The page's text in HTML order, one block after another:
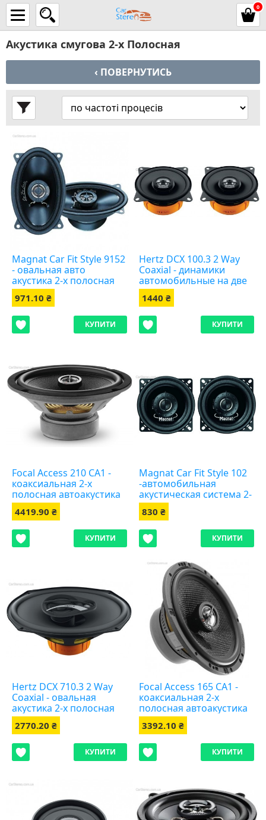
0
Акустика смугова 2-х Полосная
‹ ПОВЕРНУТИСЬ
Magnat Car Fit Style 9152
- овальная авто
акустика 2-х полосная
971.10 ₴
КУПИТИ
Hertz DCX 100.3 2 Way
Coaxial - динамики
автомобильные на две
полосы
1440 ₴
КУПИТИ
Focal Access 210 CA1 -
коаксиальная 2-х
полосная автоакустика
4419.90 ₴
КУПИТИ
Magnat Car Fit Style 102
-автомобильная
акустическая система 2-
х полосная
830 ₴
КУПИТИ
Hertz DCX 710.3 2 Way
Coaxial - овальная
акустика 2-х полосная
2770.20 ₴
КУПИТИ
Focal Access 165 CA1 -
коаксиальная 2-х
полосная автоакустика
3392.10 ₴
КУПИТИ